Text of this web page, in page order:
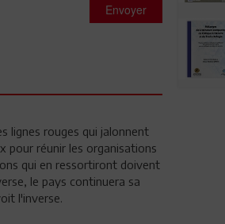
Envoyer
lignes rouges qui jalonnent
pour réunir les organisations
qui en ressortiront doivent
le pays continuera sa
l'inverse.